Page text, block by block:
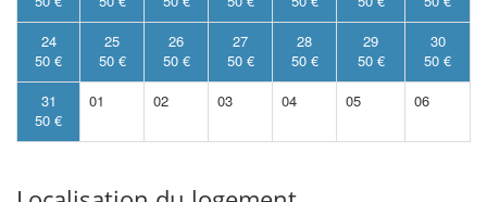
24
50 €
25
50 €
26
50 €
27
50 €
28
50 €
29
50 €
30
50 €
31
50 €
01 02 03 04 05 06